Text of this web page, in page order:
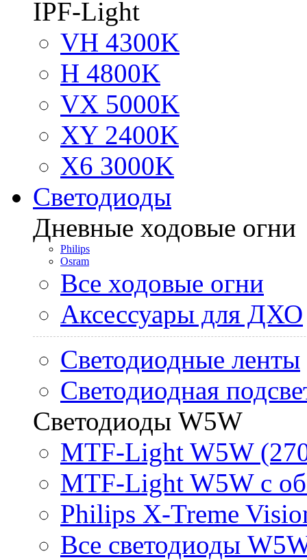
IPF-Light
VH 4300K
H 4800K
VX 5000K
XY 2400K
X6 3000K
Светодиоды
Дневные ходовые огни
Philips
Osram
Все ходовые огни
Аксессуары для ДХО
Светодиодные ленты
Светодиодная
Светодиоды W5W
MTF-Light W5W
MTF-Light W5W с
Philips X-Treme
Все светодиоды